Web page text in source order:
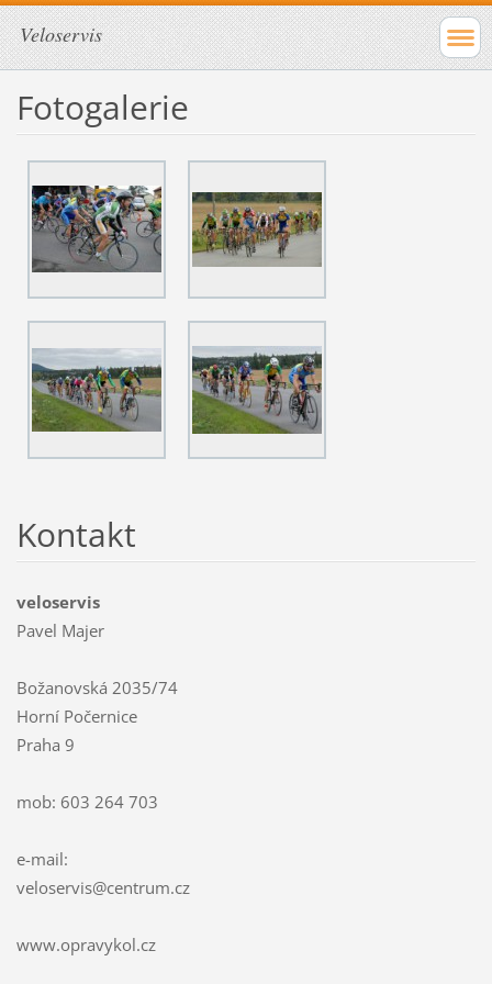
Veloservis
Fotogalerie
Kontakt
veloservis
Pavel Majer
Božanovská 2035/74
Horní Počernice
Praha 9
mob: 603 264 703
e-mail:
veloservis@centrum.cz
www.opravykol.cz